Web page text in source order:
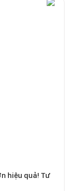
hiệu quả! Tư